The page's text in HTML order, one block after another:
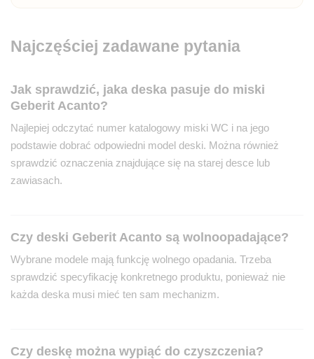
Najczęściej zadawane pytania
Jak sprawdzić, jaka deska pasuje do miski
Geberit Acanto?
Najlepiej odczytać numer katalogowy miski WC i na jego
podstawie dobrać odpowiedni model deski. Można również
sprawdzić oznaczenia znajdujące się na starej desce lub
zawiasach.
Czy deski Geberit Acanto są wolnoopadające?
Wybrane modele mają funkcję wolnego opadania. Trzeba
sprawdzić specyfikację konkretnego produktu, ponieważ nie
każda deska musi mieć ten sam mechanizm.
Czy deskę można wypiąć do czyszczenia?